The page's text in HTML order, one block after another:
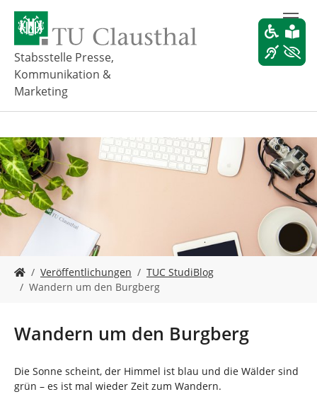
t
n
h
a
l
t
s
i
Stabsstelle Presse,
Kommunikation &
Marketing
i
n
h
i
Veröffentlichungen
TUC StudiBlog
Wandern um den Burgberg
Wandern um den Burgberg
Die Sonne scheint, der Himmel ist blau und die Wälder sind
grün – es ist mal wieder Zeit zum Wandern.